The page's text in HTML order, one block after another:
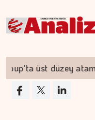
üst düzey atama